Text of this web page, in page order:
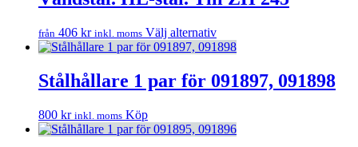
flera
De
olika
kan
väljas
produktsidan
från 406 kr inkl. moms Välj alternativDen
här
har
flera
olika
Stålhållare 1 par för 091897, 091898
800 kr inkl. moms Köp